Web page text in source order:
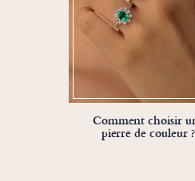
Comment choisir
pierre de couleur ?